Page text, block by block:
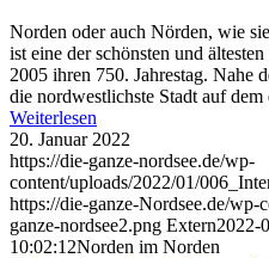
Norden oder auch Nörden, wie
ist eine der schönsten und
2005 ihren 750. Jahrestag. Nahe
die nordwestlichste Stadt auf
Weiterlesen
20. Januar 2022
https://die-ganze-nordsee.de/wp-
content/uploads/2022/01/
https://die-ganze-Nordsee.de/
ganze-nordsee2.png Extern2022-
10:02:12Norden im Norden